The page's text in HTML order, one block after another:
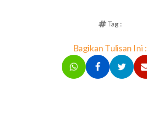
Tag :
Bagikan Tulisan Ini :